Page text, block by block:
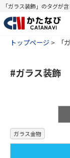
「ガラス装飾」のタグが
トップページ 「
#ガラス装飾
ガラス金物